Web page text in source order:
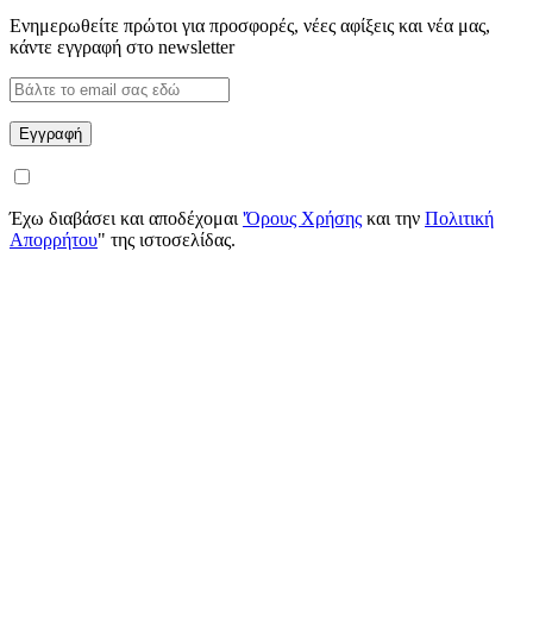
Ενημερωθείτε πρώτοι για προσφορές, νέες αφίξεις και νέα μας,
κάντε εγγραφή στο newsletter
Έχω διαβάσει και αποδέχομαι 'Όρους Χρήσης και την Πολιτική
Απορρήτου" της ιστοσελίδας.